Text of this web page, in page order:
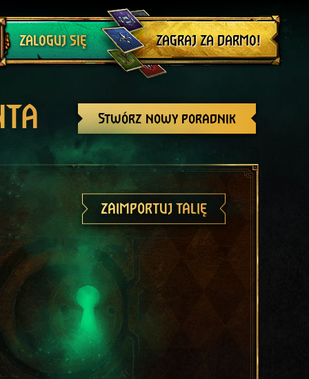
ZALOGUJ SIĘ
Wyloguj się
ZAGRAJ ZA DARMO!
Stwórz nowy poradnik
ZAIMPORTUJ TALIĘ